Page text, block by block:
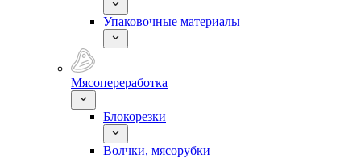
Упаковочные материалы
Мясопереработка
Блокорезки
Волчки, мясорубки